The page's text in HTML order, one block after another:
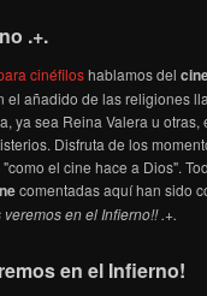
.+.
cinéfiloshablamos del
el añadido de las religiones
ya sea Reina Valera u otras,
Disfruta de los
el cine hace a Dios".
comentadas aquí han sido
veremos en el Infierno!! .+.
en el Infierno!